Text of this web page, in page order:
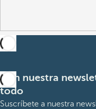
Con nuestra
todo
Suscríbete a nuestra